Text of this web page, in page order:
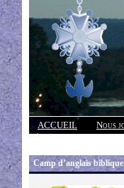
ACCUEIL Nous
Réponses
Camp d’anglais biblique